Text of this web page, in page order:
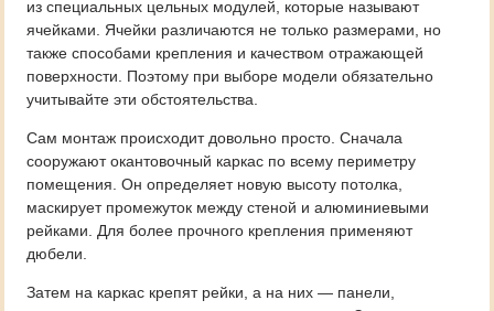
из специальных цельных модулей, которые называют
ячейками. Ячейки различаются не только размерами, но
также способами крепления и качеством отражающей
поверхности. Поэтому при выборе модели обязательно
учитывайте эти обстоятельства.
Сам монтаж происходит довольно просто. Сначала
сооружают окантовочный каркас по всему периметру
помещения. Он определяет новую высоту потолка,
маскирует промежуток между стеной и алюминиевыми
рейками. Для более прочного крепления применяют
дюбели.
Затем на каркас крепят рейки, а на них — панели,